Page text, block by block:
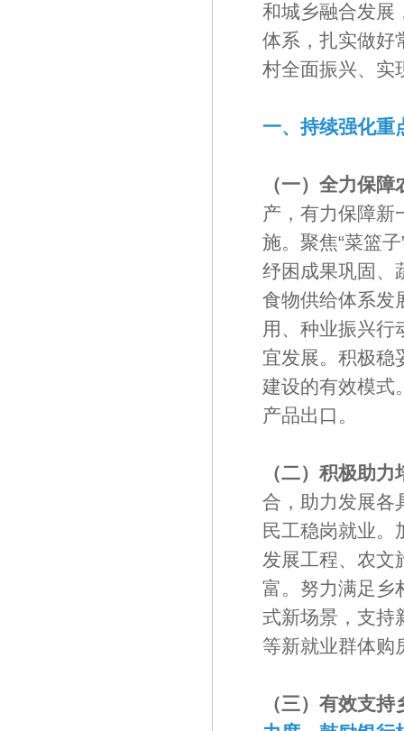
和城乡融合发展
体系，扎实做好
村全面振兴、实
一、持续强化重
（一）全力保
产，有力保障新
施。聚焦“菜篮
纾困成果巩固、
食物供给体系发
用、种业振兴行
宜发展。积极稳
建设的有效模式
产品出口。
（二）积极助
合，助力发展各
民工稳岗就业。
发展工程、农文
富。努力满足乡
式新场景，支持
等新就业群体购
（三）有效支